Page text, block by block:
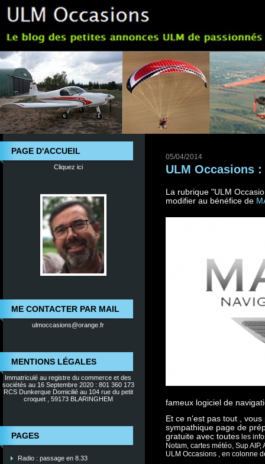
PAGE D'ACCUEIL
Cliquez ici
ME CONTACTER PAR MAIL
ulmoccasions@orange.fr
MENTIONS LÉGALES
Immatriculé au registre du commerce et des
sociétés au 16 Septembre 2020 : 801 360 173
RCS Dunkerque Domicilié au 104 rue du petit
croquet , 59173 BLARINGHEM
PAGES
Radio : passage en 8.33
05/04/2014
ULM Occasions
La rubrique "ULM
modifier au bénéfice de
fameux logiciel de
Et ce n'est pas tout ,
sympathique page de
gratuite avec toutes les
Notam, cartes météo, Sup AIP,
ULM Occasions , en colonne